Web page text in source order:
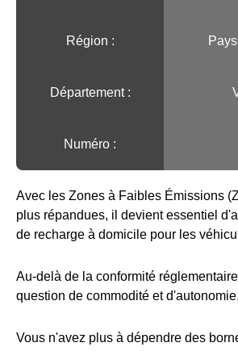
Région :️
Département :
Numéro :
Avec les Zones à Faibles Émissions
plus répandues, il devient essentiel
de recharge à domicile pour les
Au-delà de la conformité
question de commodité et d'autonomie.
Vous n'avez plus à dépendre des